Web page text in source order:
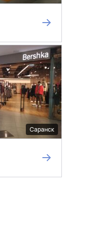
Саранск